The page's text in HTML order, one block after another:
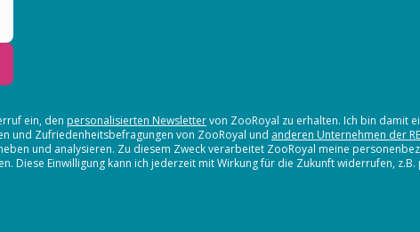
ein, den personalisierten Newslettervon ZooRoyal zu erhalten. Ich bin damit
und Zufriedenheitsbefragungen von ZooRoyal und anderen Unternehmen der
und analysieren. Zu diesem Zweck verarbeitet ZooRoyal meine
Diese Einwilligung kann ich jederzeit mit Wirkung für die Zukunft widerrufen,